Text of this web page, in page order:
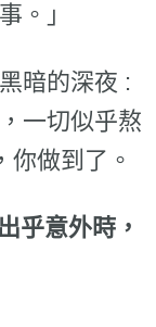
。」
暗的深夜 :
一切似乎熬
你做到了。
乎意外時，